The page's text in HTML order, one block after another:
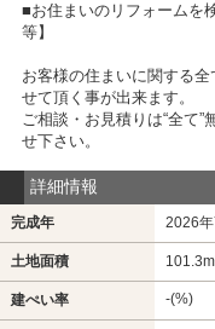
■お住まいのリフォームを
等】
お客様の住まいに関する
せて頂く事が出来ます。
ご相談・お見積りは“全て
せ下さい。
詳細情報
完成年 2026
土地面積
建ぺい率 -(%)